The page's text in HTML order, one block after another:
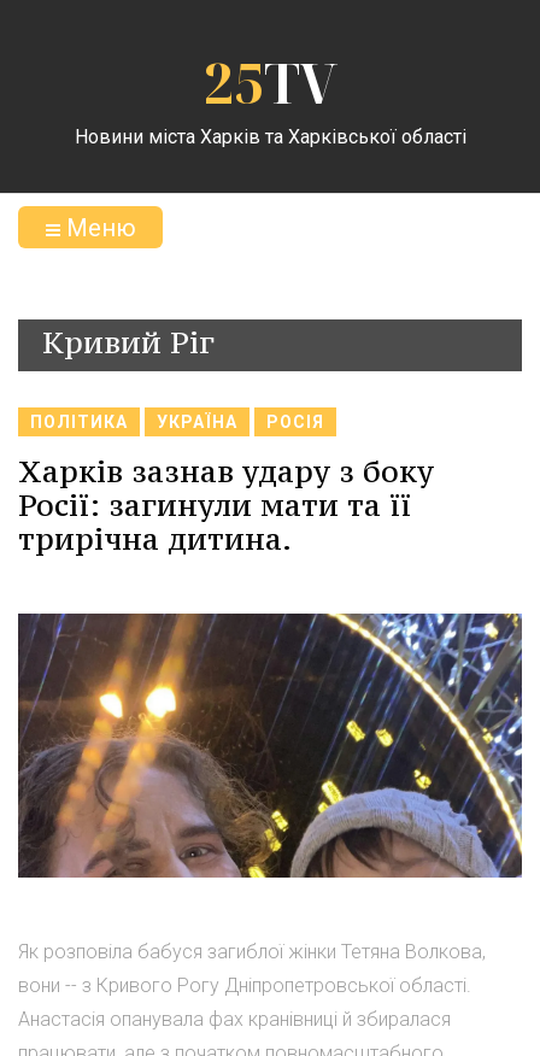
25TV
Новини міста Харків та Харківської області
Меню
Кривий Ріг
ПОЛІТИКА УКРАЇНА РОСІЯ
Харків зазнав удару з боку
Росії: загинули мати та її
трирічна дитина.
Як розповіла бабуся загиблої жінки Тетяна Волкова,
вони -- з Кривого Рогу Дніпропетровської області.
Анастасія опанувала фах кранівниці й збиралася